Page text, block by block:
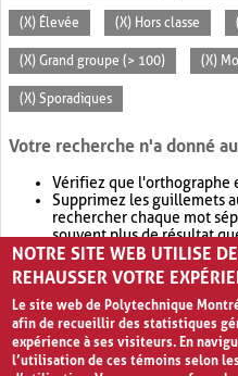
(X) Élevée (X) Hors classe
(X) Grand groupe (> 100) (X)
(X) Sporadiques
Votre recherche n'a donné
Vérifiez que l'orthographe
Supprimez les guillemets
rechercher chaque mot
souvent plus de résultat
Envisagez d'élargir votre
retournera souvent plus
NOTRE SITE WEB UTILISE
REHAUSSER VOTRE
Le site web de Polytechnique
afin de recueillir des statistiques
expérience à ses visiteurs. En
l’utilisation de ces témoins selon